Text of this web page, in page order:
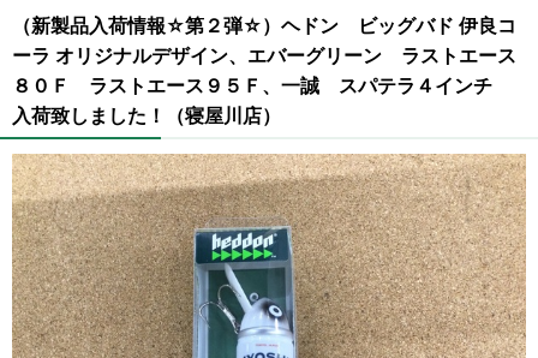
（新製品入荷情報☆第２弾☆）ヘドン ビッグバド 伊良コ
ーラ オリジナルデザイン、エバーグリーン ラストエース
８０Ｆ ラストエース９５Ｆ、一誠 スパテラ４インチ
入荷致しました！（寝屋川店）